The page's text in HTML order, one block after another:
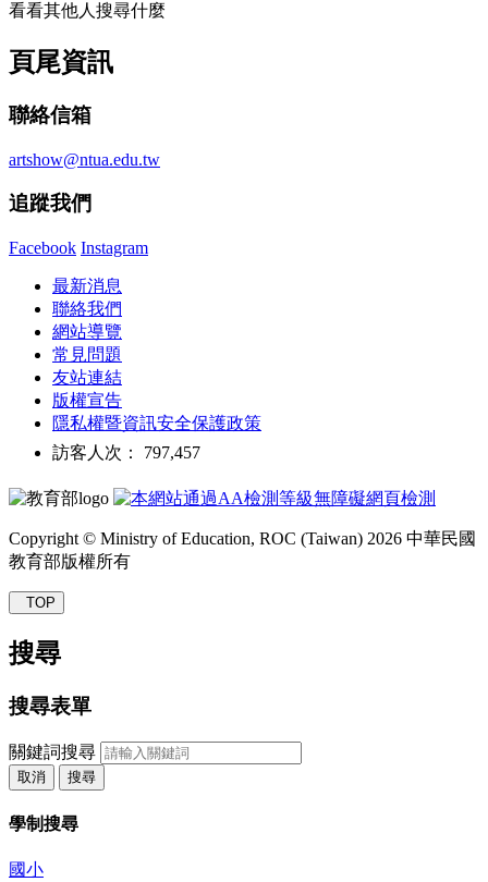
看看其他人搜尋什麼
頁尾資訊
聯絡信箱
artshow@ntua.edu.tw
追蹤我們
Facebook Instagram
最新消息
聯絡我們
網站導覽
常見問題
友站連結
版權宣告
隱私權暨資訊安全保護政策
訪客人次： 797,457
Copyright © Ministry of Education, ROC (Taiwan) 2026 中華民國
教育部版權所有
TOP
搜尋
搜尋表單
關鍵詞搜尋
取消 搜尋
學制搜尋
國小